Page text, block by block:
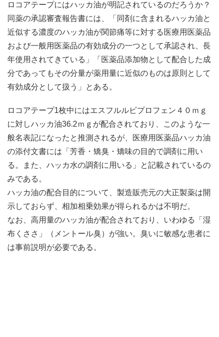
ロコアテープにはハッカ油が明記されているのだろうか？
同薬の承認審査報告書には、「同剤に含まれるハッカ油と
近似する濃度のハッカ油が関節痛等に対する医療用医薬品
および一般用医薬品の有効成分の一つとして承認され、長
年使用されてきている」「医薬品添加物として配合した成
分であってもその分量が薬用量に近似のものは原則として
有効成分として扱う」とある。
ロコアテープ1枚中にはエスフルルビプロフェン４０ｍｇ
に対しハッカ油36.2ｍｇが配合されており、このような一
般名表記になったと推測されるが、医療用医薬品ハッカ油
の添付文書には「芳香・矯臭・矯味の目的で調剤に用い
る。また、ハッカ水の調剤に用いる」と記載されているの
みである。
ハッカ油の配合目的について、製造販売元の大正製薬は開
示しておらず、相加相乗効果が得られるかは不明だ。
なお、高用量のハッカ油が配合されており、いわゆる「湿
布くささ」（メントール臭）が強い。臭いに敏感な患者に
は事前説明が必要である。